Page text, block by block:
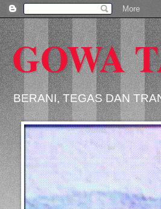
GOWA
BERANI, TEGAS DAN